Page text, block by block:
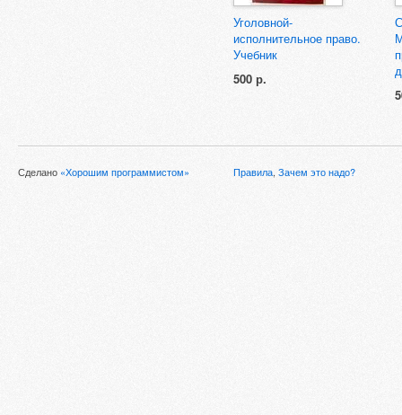
Уголовной-
исполнительное право.
Учебник
500 р.
Сделано «Хорошим программистом» Правила, Зачем это надо?